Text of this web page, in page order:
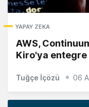
YAPAY ZEKA
AWS,
Kiro'ya
Tuğçe İçözü 06